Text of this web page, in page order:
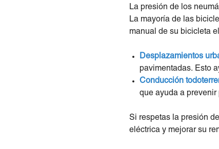
La presión de los
La mayoría de las
manual de su bicicleta
Desplazamientos
pavimentadas. Esto
Conducción
que ayuda a prevenir
Si respetas la presión
eléctrica y mejorar su